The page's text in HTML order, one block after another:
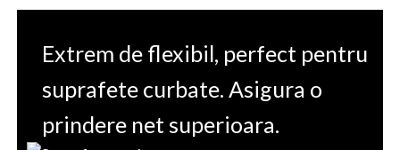
Extrem de flexibil, perfect pentru
suprafete curbate. Asigura o
prindere net superioara.